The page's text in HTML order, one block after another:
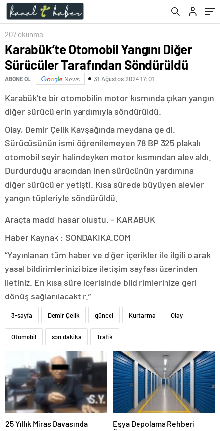
207 okunma
Karabük’te Otomobil Yangını Diğer
Sürücüler Tarafından Söndürüldü
ABONE OL News 31 Ağustos 2024 17:01
Karabük’te bir otomobilin motor kısmında çıkan yangın
diğer sürücülerin yardımıyla söndürüldü.
Olay, Demir Çelik Kavşağında meydana geldi.
Sürücüsünün ismi öğrenilemeyen 78 BP 325 plakalı
otomobil seyir halindeyken motor kısmından alev aldı.
Durdurduğu aracından inen sürücünün yardımına
diğer sürücüler yetişti. Kısa sürede büyüyen alevler
yangın tüpleriyle söndürüldü.
Araçta maddi hasar oluştu. – KARABÜK
Haber Kaynak : SONDAKIKA.COM
“Yayınlanan tüm haber ve diğer içerikler ile ilgili olarak
yasal bildirimlerinizi bize iletişim sayfası üzerinden
iletiniz. En kısa süre içerisinde bildirimlerinize geri
dönüş sağlanılacaktır.”
3-sayfa Demir Çelik güncel Kurtarma Olay
Otomobil son dakika Trafik
25 Yıllık Miras Davasında
Eşya Depolama Rehberi
Yanak Birinci Oldu